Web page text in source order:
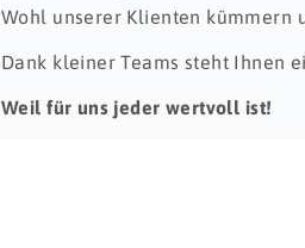
Wohl unserer Klienten kümmern
Dank kleiner Teams steht Ihnen
Weil für uns jeder wertvoll ist!